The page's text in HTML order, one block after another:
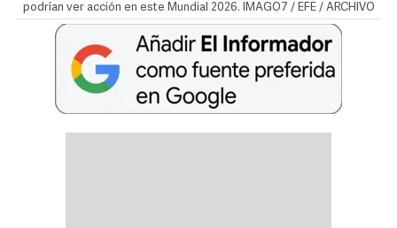
podrían ver acción en este Mundial 2026. IMAGO7 / EFE / ARCHIVO